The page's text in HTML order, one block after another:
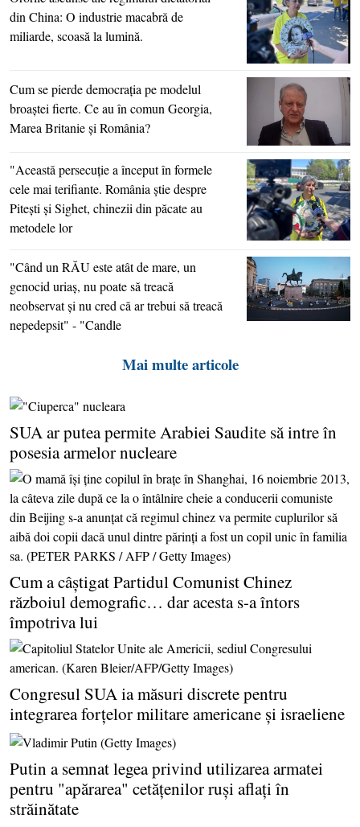
din China: O industrie macabră de
miliarde, scoasă la lumină.
Cum se pierde democraţia pe modelul
broaştei fierte. Ce au în comun Georgia,
Marea Britanie şi România?
"Această persecuţie a început în formele
cele mai terifiante. România ştie despre
Piteşti şi Sighet, chinezii din păcate au
metodele lor
"Când un RĂU este atât de mare, un
genocid uriaş, nu poate să treacă
neobservat şi nu cred că ar trebui să treacă
nepedepsit" - "Candle
Mai multe articole
SUA ar putea permite Arabiei Saudite să intre în
posesia armelor nucleare
Cum a câştigat Partidul Comunist Chinez
războiul demografic… dar acesta s-a întors
împotriva lui
Congresul SUA ia măsuri discrete pentru
integrarea forţelor militare americane şi israeliene
Putin a semnat legea privind utilizarea armatei
pentru "apărarea" cetăţenilor ruşi aflaţi în
străinătate